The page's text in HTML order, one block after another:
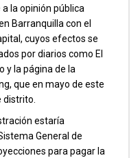
la opinión pública
Barranquilla con el
cuyos efectos se
por diarios como El
y la página de la
que en mayo de este
distrito.
estaría
General de
para pagar la